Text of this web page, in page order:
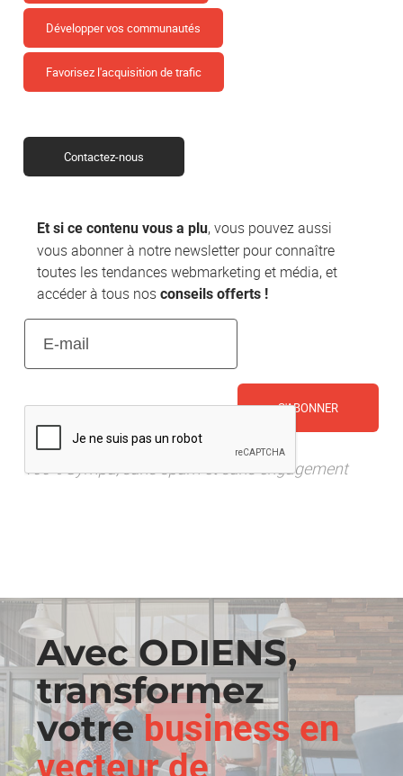
Développer vos communautés
Favorisez l'acquisition de trafic
Contactez-nous
Et si ce contenu vous a plu, vous pouvez aussi
vous abonner à notre newsletter pour connaître
toutes les tendances webmarketing et média, et
accéder à tous nosconseils offerts !
E-
mail(Nécessaire)
100% Sympa, sans spam et sans engagement
Avec ODIENS,
transformez
votrebusiness en